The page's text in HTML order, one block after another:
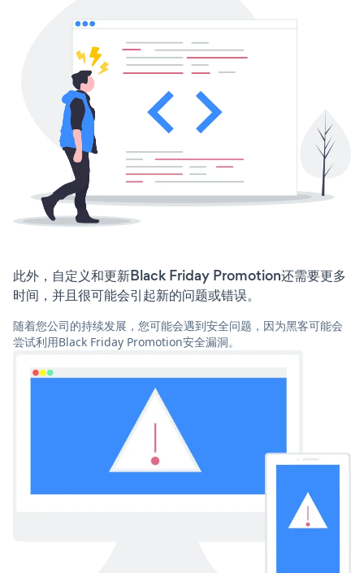
此外，自定义和更新Black Friday Promotion还需要更多
时间，并且很可能会引起新的问题或错误。
随着您公司的持续发展，您可能会遇到安全问题，因为黑客可能会
尝试利用Black Friday Promotion安全漏洞。